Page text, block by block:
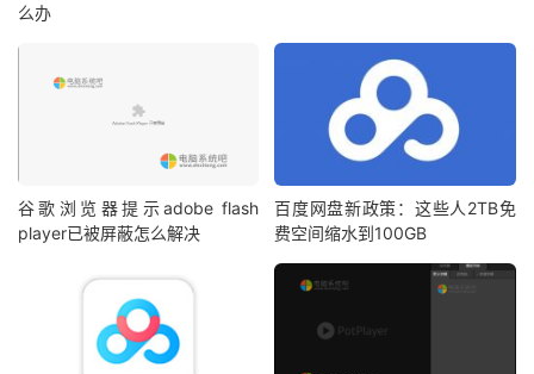
么办
谷歌浏览器提示adobe flash
player已被屏蔽怎么解决
百度网盘新政策：这些人2TB免
费空间缩水到100GB